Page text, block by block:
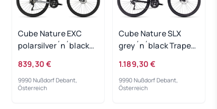
Cube Nature EXC
polarsilver´n´black
cm
839,30 €
9990 Nußdorf Debant,
Österreich
Cube Nature SLX
grey´n´black Trapez
1.189,30 €
9990 Nußdorf Debant,
Österreich